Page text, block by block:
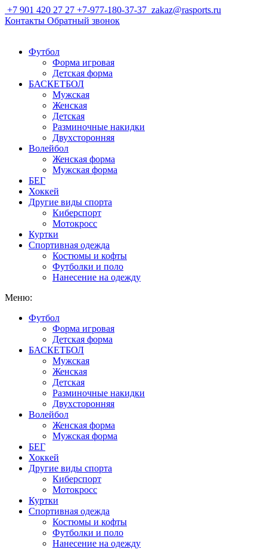
+7 901 420 27 27 +7-977-180-37-37 zakaz@rasports.ru
Контакты Обратный звонок
Футбол
Форма игровая
Детская форма
БАСКЕТБОЛ
Мужская
Женская
Детская
Разминочные накидки
Двухсторонняя
Волейбол
Женская форма
Мужская форма
БЕГ
Хоккей
Другие виды спорта
Киберспорт
Мотокросс
Куртки
Спортивная одежда
Костюмы и кофты
Футболки и поло
Нанесение на одежду
Меню:
Футбол
Форма игровая
Детская форма
БАСКЕТБОЛ
Мужская
Женская
Детская
Разминочные накидки
Двухсторонняя
Волейбол
Женская форма
Мужская форма
БЕГ
Хоккей
Другие виды спорта
Киберспорт
Мотокросс
Куртки
Спортивная одежда
Костюмы и кофты
Футболки и поло
Нанесение на одежду